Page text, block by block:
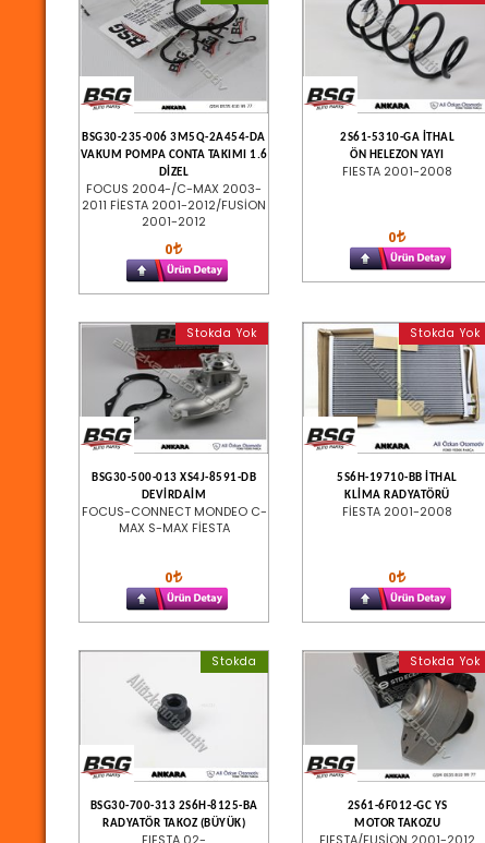
BSG30-235-006 3M5Q-2A454-DA
VAKUM POMPA CONTA TAKIMI 1.6
DİZEL
FOCUS 2004-/C-MAX 2003-
2011 FİESTA 2001-2012/FUSİON
2001-2012
0
2S61-5310-GA İTHAL
ÖN HELEZON YAYI
FIESTA 2001-2008
0
Stokda Yok
BSG30-500-013 XS4J-8591-DB
DEVİRDAİM
FOCUS-CONNECT MONDEO C-
MAX S-MAX FİESTA
0
Stokda Yok
5S6H-19710-BB İTHAL
KLİMA RADYATÖRÜ
FİESTA 2001-2008
0
Stokda
BSG30-700-313 2S6H-8125-BA
RADYATÖR TAKOZ (BÜYÜK)
Stokda Yok
2S61-6F012-GC YS
MOTOR TAKOZU